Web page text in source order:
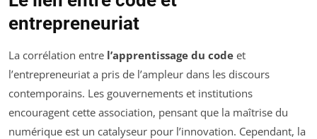
entrepreneuriat
La corrélation entre l’apprentissage du code et
l’entrepreneuriat a pris de l’ampleur dans les discours
contemporains. Les gouvernements et institutions
encouragent cette association, pensant que la maîtrise du
numérique est un catalyseur pour l’innovation. Cependant, la